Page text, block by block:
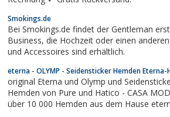
Smokings.de
Bei Smokings.de findet der Gentleman
Business, die Hochzeit oder einen anderen Anlass. Auch Schuhe
und Accessoires sind erhältlich.
eterna - OLYMP - Seidensticker Hemden Eterna-
original Eterna und Olymp und Seidensticker Hemden Shop -
Hemden von Pure und Hatico - CASA MODA Venti, hier finden Sie
über 10 000 Hemden aus dem Hause eterna,